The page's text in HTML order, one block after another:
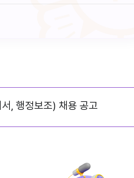
, 행정보조) 채용 공고